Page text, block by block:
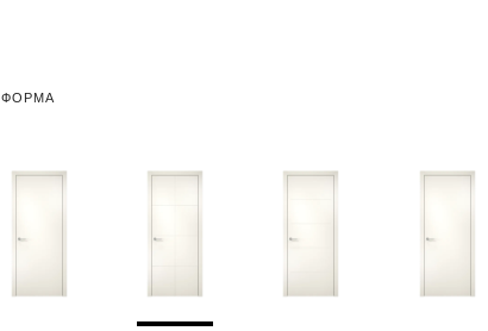
ФОРМА